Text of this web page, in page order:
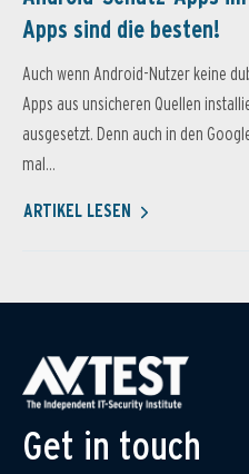
Apps sind die besten!
Auch wenn Android-Nutzer keine
Apps aus unsicheren Quellen
ausgesetzt. Denn auch in den
mal...
ARTIKEL LESEN
Get in touch